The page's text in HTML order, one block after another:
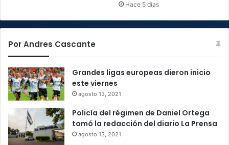
Hace 5 días
Por Andres Cascante
Grandes ligas europeas dieron inicio
este viernes
agosto 13, 2021
Policía del régimen de Daniel Ortega
tomó la redacción del diario La Prensa
agosto 13, 2021